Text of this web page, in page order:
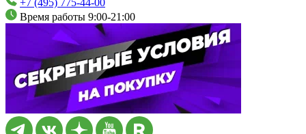
+7 (495) 775-44-00
Время работы 9:00-21:00